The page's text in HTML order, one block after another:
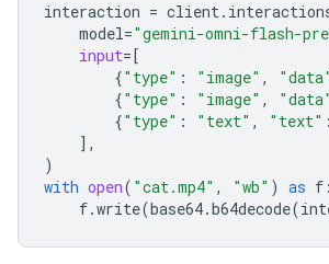
interaction = client.
model="gemini-omni-flash-
input=[
{"type" : "image" , "data"
{"type" : "image" , "data"
{"type" : "text" , "text" :
],
)
with open( "cat.mp4" , "wb" ) as f :
f.write(base64.b64decode(